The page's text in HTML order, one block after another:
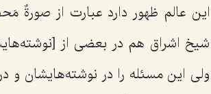
این عالم ظهور دارد عبارت از صورةٌ
شیخ اشراق هم در بعضى از
ولى این مسئله را در نوشته‌هایشان